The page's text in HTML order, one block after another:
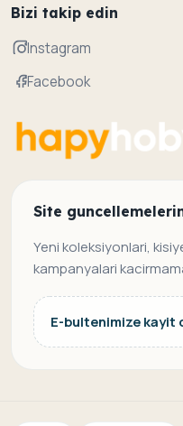
Bizi takip edin
Instagram
Facebook
Site
Yeni koleksiyonlari,
kampanyalari
E-bultenimize kayit